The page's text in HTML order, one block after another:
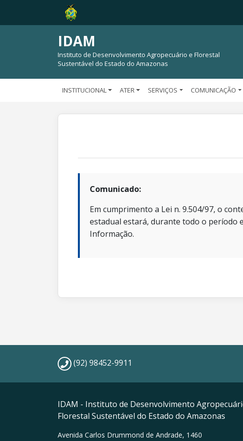
IDAM
Instituto de Desenvolvimento Agropecuário e Florestal
Sustentável do Estado do Amazonas
INSTITUCIONAL ATER SERVIÇOS COMUNICAÇÃO
Comunicado:
Em cumprimento a Lei n. 9.504/97, o
estadual estará, durante todo o período
Informação.
(92) 98452-9911
IDAM - Instituto de Desenvolvimento
Florestal Sustentável do Estado do Amazonas
Avenida Carlos Drummond de Andrade, 1460